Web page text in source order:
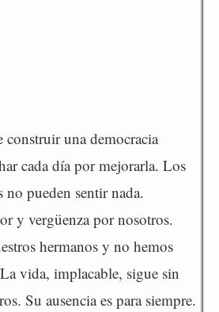
construir una democracia
cada día por mejorarla. Los
no pueden sentir nada.
y vergüenza por nosotros.
hermanos y no hemos
vida, implacable, sigue sin
Su ausencia es para siempre.